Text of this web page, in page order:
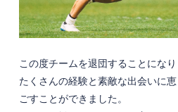
この度チームを退団することになり
たくさんの経験と素敵な出会いに
ごすことができました。